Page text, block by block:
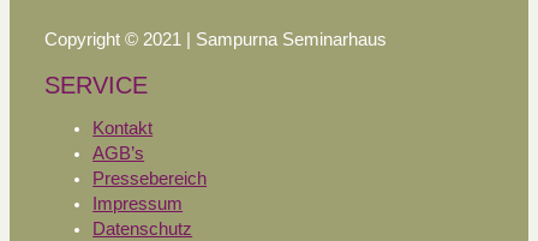
Copyright © 2021 | Sampurna Seminarhaus
SERVICE
Kontakt
AGB’s
Pressebereich
Impressum
Datenschutz